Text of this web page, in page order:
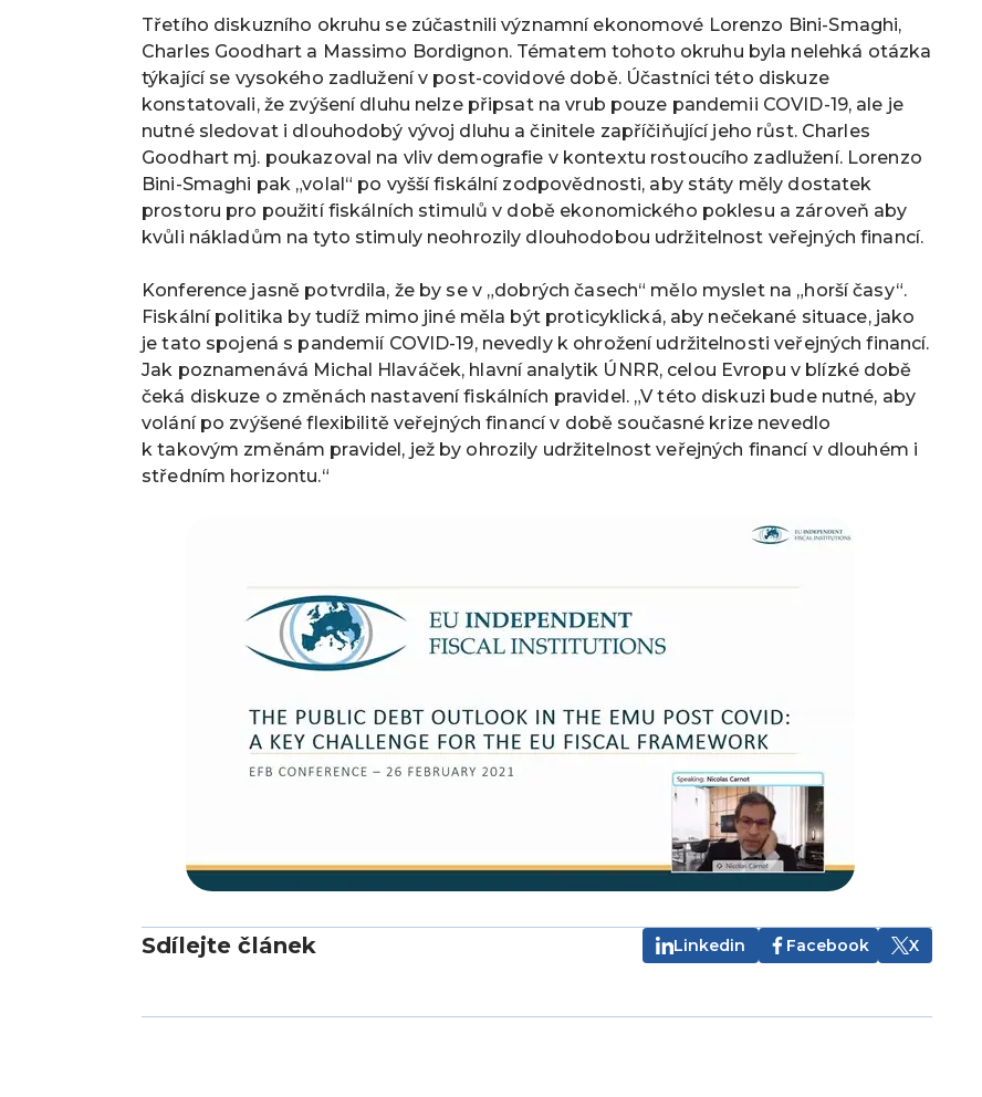
Třetího diskuzního okruhu se zúčastnili významní ekonomové Lorenzo Bini-Smaghi,
Charles Goodhart a Massimo Bordignon. Tématem tohoto okruhu byla nelehká otázka
týkající se vysokého zadlužení v post-covidové době. Účastníci této diskuze
konstatovali, že zvýšení dluhu nelze připsat na vrub pouze pandemii COVID-19, ale je
nutné sledovat i dlouhodobý vývoj dluhu a činitele zapříčiňující jeho růst. Charles
Goodhart mj. poukazoval na vliv demografie v kontextu rostoucího zadlužení. Lorenzo
Bini-Smaghi pak „volal“ po vyšší fiskální zodpovědnosti, aby státy měly dostatek
prostoru pro použití fiskálních stimulů v době ekonomického poklesu a zároveň aby
kvůli nákladům na tyto stimuly neohrozily dlouhodobou udržitelnost veřejných financí.
Konference jasně potvrdila, že by se v „dobrých časech“ mělo myslet na „horší časy“.
Fiskální politika by tudíž mimo jiné měla být proticyklická, aby nečekané situace, jako
je tato spojená s pandemií COVID-19, nevedly k ohrožení udržitelnosti veřejných financí.
Jak poznamenává Michal Hlaváček, hlavní analytik ÚNRR, celou Evropu v blízké době
čeká diskuze o změnách nastavení fiskálních pravidel. „V této diskuzi bude nutné, aby
volání po zvýšené flexibilitě veřejných financí v době současné krize nevedlo
k takovým změnám pravidel, jež by ohrozily udržitelnost veřejných financí v dlouhém i
středním horizontu.“
Sdílejte článek Linkedin Facebook X